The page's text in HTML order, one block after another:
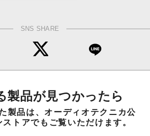
SNS SHARE
製品が見つかったら
製品は、オーディオテクニカ公
トアでもご覧いただけます。